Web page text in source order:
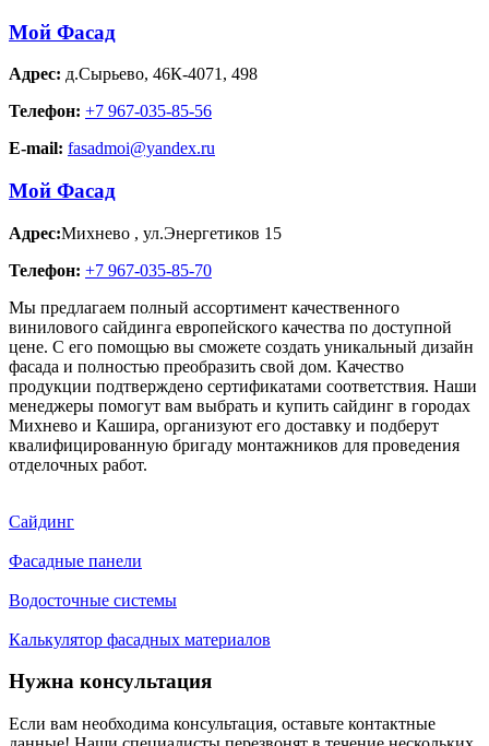
Мой Фасад
Адрес: д.Сырьево, 46К-4071, 498
Телефон: +7 967-035-85-56
E-mail: fasadmoi@yandex.ru
Мой Фасад
Адрес:Михнево , ул.Энергетиков 15
Телефон: +7 967-035-85-70
Мы предлагаем полный ассортимент качественного
винилового сайдинга европейского качества по доступной
цене. С его помощью вы сможете создать уникальный дизайн
фасада и полностью преобразить свой дом. Качество
продукции подтверждено сертификатами соответствия. Наши
менеджеры помогут вам выбрать и купить сайдинг в городах
Михнево и Кашира, организуют его доставку и подберут
квалифицированную бригаду монтажников для проведения
отделочных работ.
Сайдинг
Фасадные панели
Водосточные системы
Калькулятор фасадных материалов
Нужна консультация
Если вам необходима консультация, оставьте контактные